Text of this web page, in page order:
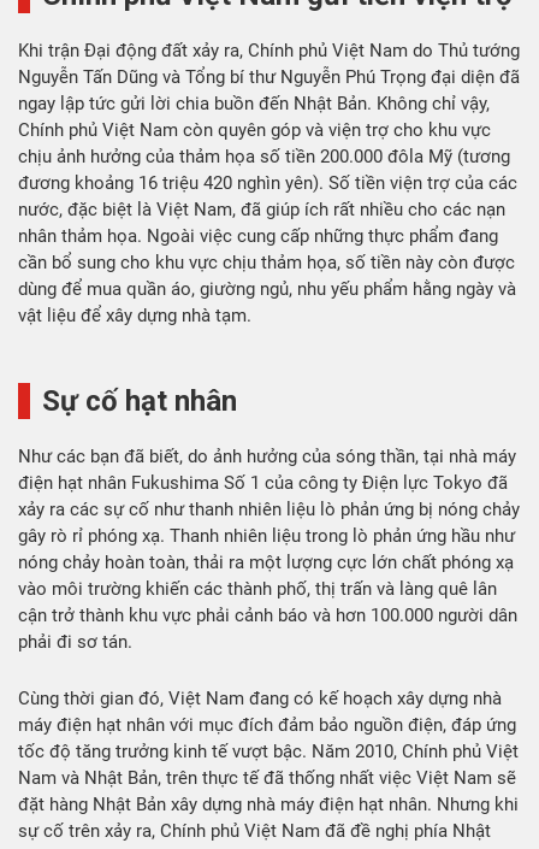
Khi trận Đại động đất xảy ra, Chính phủ Việt Nam do Thủ tướng
Nguyễn Tấn Dũng và Tổng bí thư Nguyễn Phú Trọng đại diện đã
ngay lập tức gửi lời chia buồn đến Nhật Bản. Không chỉ vậy,
Chính phủ Việt Nam còn quyên góp và viện trợ cho khu vực
chịu ảnh hưởng của thảm họa số tiền 200.000 đôla Mỹ (tương
đương khoảng 16 triệu 420 nghìn yên). Số tiền viện trợ của các
nước, đặc biệt là Việt Nam, đã giúp ích rất nhiều cho các nạn
nhân thảm họa. Ngoài việc cung cấp những thực phẩm đang
cần bổ sung cho khu vực chịu thảm họa, số tiền này còn được
dùng để mua quần áo, giường ngủ, nhu yếu phẩm hằng ngày và
vật liệu để xây dựng nhà tạm.
Sự cố hạt nhân
Như các bạn đã biết, do ảnh hưởng của sóng thần, tại nhà máy
điện hạt nhân Fukushima Số 1 của công ty Điện lực Tokyo đã
xảy ra các sự cố như thanh nhiên liệu lò phản ứng bị nóng chảy
gây rò rỉ phóng xạ. Thanh nhiên liệu trong lò phản ứng hầu như
nóng chảy hoàn toàn, thải ra một lượng cực lớn chất phóng xạ
vào môi trường khiến các thành phố, thị trấn và làng quê lân
cận trở thành khu vực phải cảnh báo và hơn 100.000 người dân
phải đi sơ tán.
Cùng thời gian đó, Việt Nam đang có kế hoạch xây dựng nhà
máy điện hạt nhân với mục đích đảm bảo nguồn điện, đáp ứng
tốc độ tăng trưởng kinh tế vượt bậc. Năm 2010, Chính phủ Việt
Nam và Nhật Bản, trên thực tế đã thống nhất việc Việt Nam sẽ
đặt hàng Nhật Bản xây dựng nhà máy điện hạt nhân. Nhưng khi
sự cố trên xảy ra, Chính phủ Việt Nam đã đề nghị phía Nhật